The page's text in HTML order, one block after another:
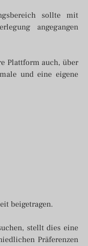
sollte mit
angegangen
Plattform auch, über
und eine eigene
beigetragen.
stellt dies eine
Präferenzen